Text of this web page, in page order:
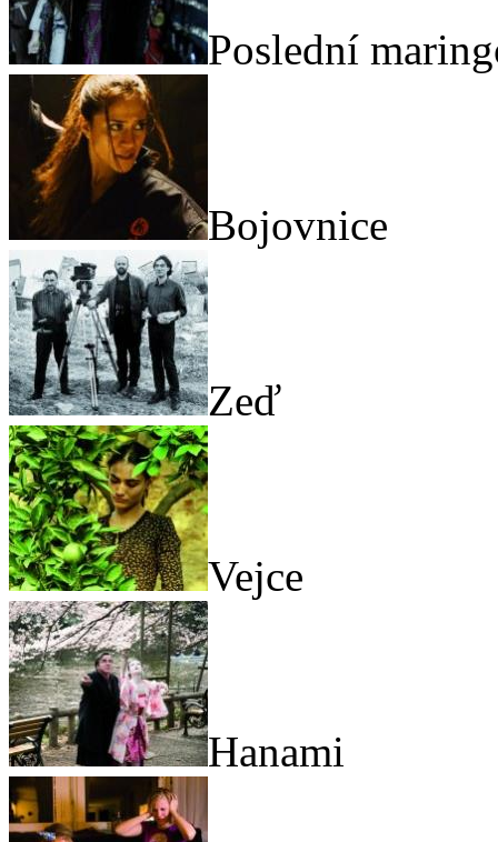
Poslední
Bojovnice
Zeď
Vejce
Hanami